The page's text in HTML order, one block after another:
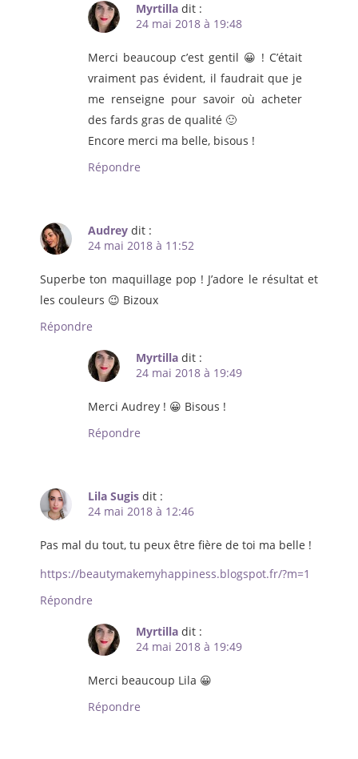
Myrtilla dit :
24 mai 2018 à 19:48
Merci beaucoup c’est gentil 😀 ! C’était
vraiment pas évident, il faudrait que je
me renseigne pour savoir où acheter
des fards gras de qualité 🙂
Encore merci ma belle, bisous !
Répondre
Audrey dit :
24 mai 2018 à 11:52
Superbe ton maquillage pop ! J’adore le résultat et
les couleurs 😉 Bizoux
Répondre
Myrtilla dit :
24 mai 2018 à 19:49
Merci Audrey ! 😀 Bisous !
Répondre
Lila Sugis dit :
24 mai 2018 à 12:46
Pas mal du tout, tu peux être fière de toi ma belle !
https://beautymakemyhappiness.blogspot.fr/?m=1
Répondre
Myrtilla dit :
24 mai 2018 à 19:49
Merci beaucoup Lila 😀
Répondre